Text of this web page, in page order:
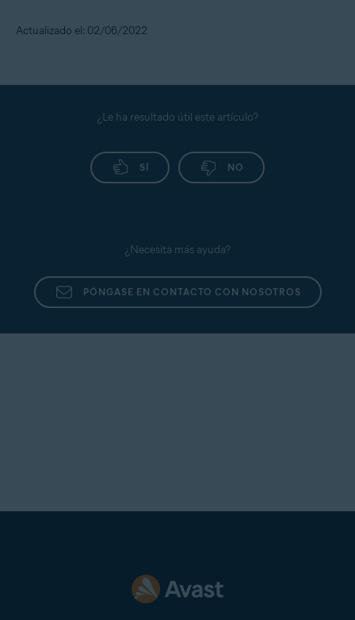
Actualizado el: 02/06/2022
¿Le ha resultado útil este artículo?
SÍ NO
¿Necesita más ayuda?
PÓNGASE EN CONTACTO CON NOSOTROS